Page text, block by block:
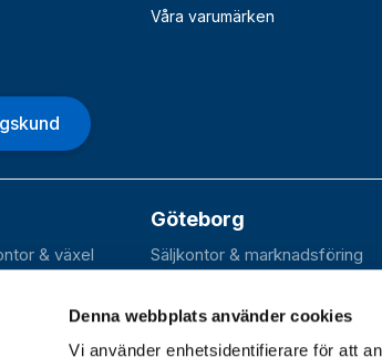
Denna webbplats använder cookies
Vi använder enhetsidentifierare för att
Våra varumärken
& växel
Göteborg
Säljkontor & marknadsföring
SE-431 37 Mölndal